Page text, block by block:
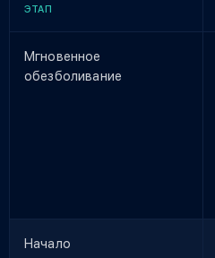
ЭТАП
Мгновенное
обезболивание
Начало